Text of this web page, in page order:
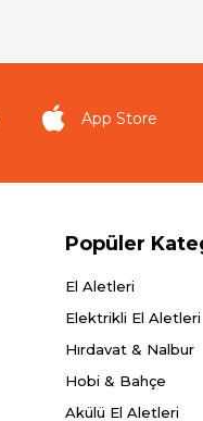
App Store
Popüler
El Aletleri
Elektrikli El Aletleri
Hırdavat & Nalbur
Hobi & Bahçe
Akülü El Aletleri